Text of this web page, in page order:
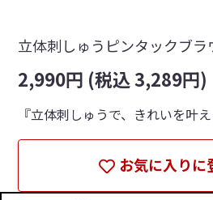
立体刺しゅうピンタックブラ
2,990円 (税込 3,289円)
『立体刺しゅうで、きれいを叶え
お気に入りに